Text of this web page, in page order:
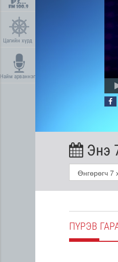
Цагийн хүрд
Найм арваннэг
Энэ
ПҮРЭВ